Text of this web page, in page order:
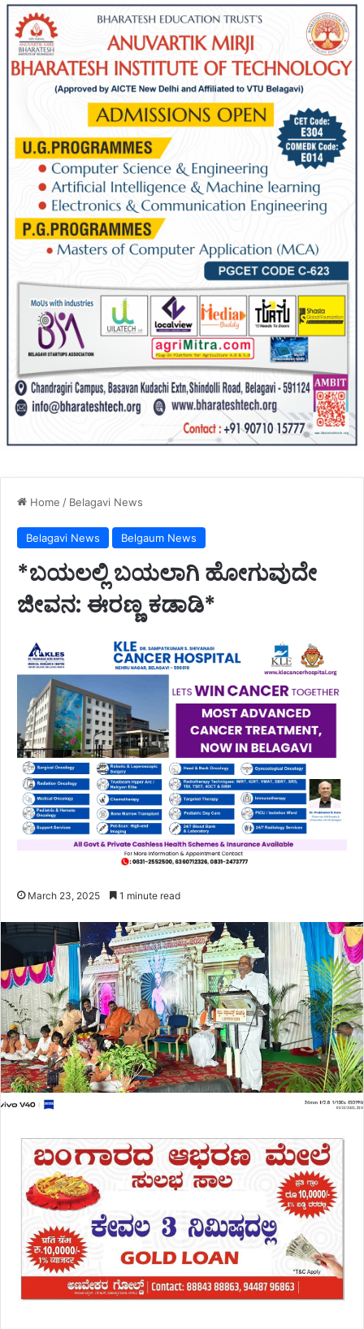
Home / Belagavi News
Belagavi News Belgaum News
*ಬಯಲಲ್ಲಿ ಬಯಲಾಗಿ ಹೋಗುವುದೇ
ಜೀವನ: ಈರಣ್ಣ ಕಡಾಡಿ*
March 23, 2025 1 minute read